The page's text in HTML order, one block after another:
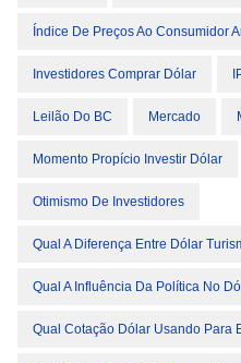
Índice De Preços Ao Consumidor
Investidores Comprar Dólar
Leilão Do BC Mercado
Momento Propício Investir Dólar
Otimismo De Investidores
Qual A Diferença Entre Dólar
Qual A Influência Da Política No
Qual Cotação Dólar Usando Para